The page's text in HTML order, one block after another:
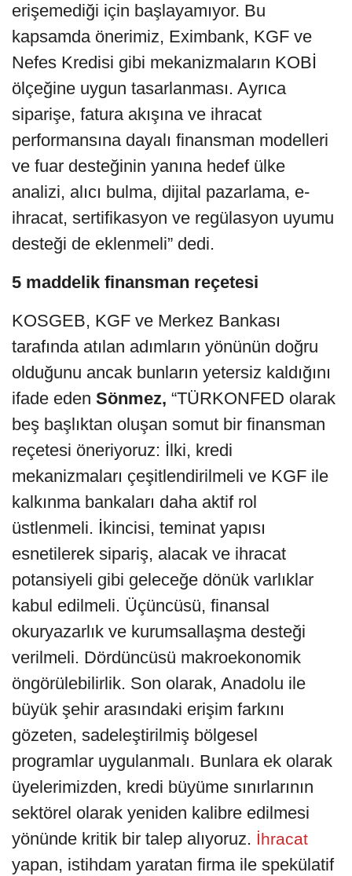
erişemediği için başlayamıyor. Bu
kapsamda önerimiz, Eximbank, KGF ve
Nefes Kredisi gibi mekanizmaların KOBİ
ölçeğine uygun tasarlanması. Ayrıca
siparişe, fatura akışına ve ihracat
performansına dayalı finansman modelleri
ve fuar desteğinin yanına hedef ülke
analizi, alıcı bulma, dijital pazarlama, e-
ihracat, sertifikasyon ve regülasyon uyumu
desteği de eklenmeli” dedi.
5 maddelik finansman reçetesi
KOSGEB, KGF ve Merkez Bankası
tarafında atılan adımların yönünün doğru
olduğunu ancak bunların yetersiz kaldığını
ifade eden Sönmez, “TÜRKONFED olarak
beş başlıktan oluşan somut bir finansman
reçetesi öneriyoruz: İlki, kredi
mekanizmaları çeşitlendirilmeli ve KGF ile
kalkınma bankaları daha aktif rol
üstlenmeli. İkincisi, teminat yapısı
esnetilerek sipariş, alacak ve ihracat
potansiyeli gibi geleceğe dönük varlıklar
kabul edilmeli. Üçüncüsü, finansal
okuryazarlık ve kurumsallaşma desteği
verilmeli. Dördüncüsü makroekonomik
öngörülebilirlik. Son olarak, Anadolu ile
büyük şehir arasındaki erişim farkını
gözeten, sadeleştirilmiş bölgesel
programlar uygulanmalı. Bunlara ek olarak
üyelerimizden, kredi büyüme sınırlarının
sektörel olarak yeniden kalibre edilmesi
yönünde kritik bir talep alıyoruz. İhracat
yapan, istihdam yaratan firma ile spekülatif